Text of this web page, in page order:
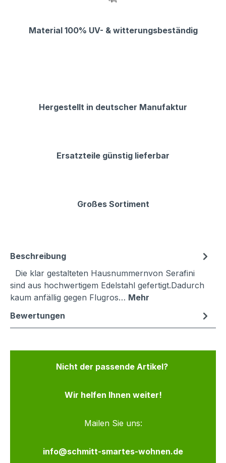
Material 100% UV- & witterungsbeständig
Hergestellt in deutscher Manufaktur
Ersatzteile günstig lieferbar
Großes Sortiment
Beschreibung
Die klar gestalteten Hausnummernvon Serafini
sind aus hochwertigem Edelstahl gefertigt.Dadurch
kaum anfällig gegen Flugros… Mehr
Bewertungen
Nicht der passende Artikel?
Wir helfen Ihnen weiter!
Mailen Sie uns:
info@schmitt-smartes-wohnen.de